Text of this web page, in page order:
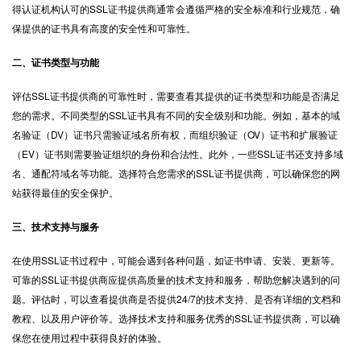
得认证机构认可的SSL证书提供商通常会遵循严格的安全标准和行业规范，确
保提供的证书具有高度的安全性和可靠性。
二、证书类型与功能
评估SSL证书提供商的可靠性时，需要查看其提供的证书类型和功能是否满足
您的需求。不同类型的SSL证书具有不同的安全级别和功能。例如，基本的域
名验证（DV）证书只需验证域名所有权，而组织验证（OV）证书和扩展验证
（EV）证书则需要验证组织的身份和合法性。此外，一些SSL证书还支持多域
名、通配符域名等功能。选择符合您需求的SSL证书提供商，可以确保您的网
站获得最佳的安全保护。
三、技术支持与服务
在使用SSL证书过程中，可能会遇到各种问题，如证书申请、安装、更新等。
可靠的SSL证书提供商应提供高质量的技术支持和服务，帮助您解决遇到的问
题。评估时，可以查看提供商是否提供24/7的技术支持、是否有详细的文档和
教程、以及用户评价等。选择技术支持和服务优秀的SSL证书提供商，可以确
保您在使用过程中获得良好的体验。